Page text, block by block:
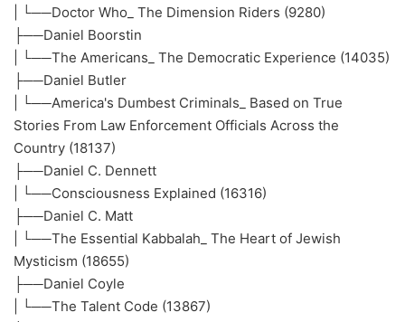
| └──Doctor Who_ The Dimension Riders (9280)
├──Daniel Boorstin
| └──The Americans_ The Democratic Experience (14035)
├──Daniel Butler
| └──America's Dumbest Criminals_ Based on True
Stories From Law Enforcement Officials Across the
Country (18137)
├──Daniel C. Dennett
| └──Consciousness Explained (16316)
├──Daniel C. Matt
| └──The Essential Kabbalah_ The Heart of Jewish
Mysticism (18655)
├──Daniel Coyle
| └──The Talent Code (13867)